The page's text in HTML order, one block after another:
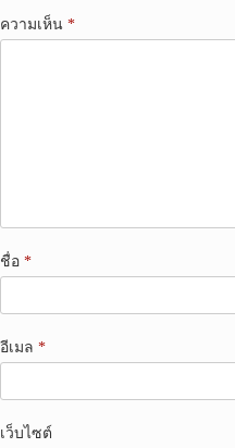
ความเห็น *
ชื่อ *
อีเมล *
เว็บไซต์